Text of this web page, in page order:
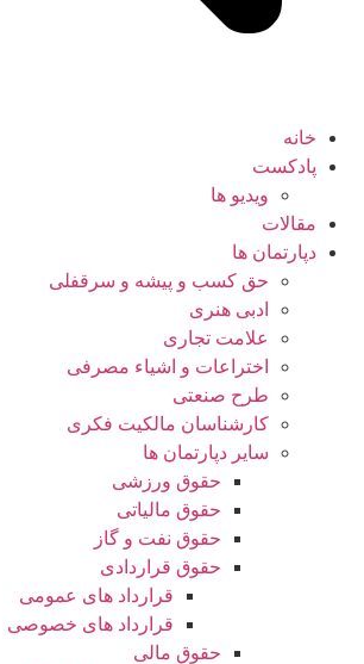
خانه
پادکست
ویدیو ها
مقالات
دپارتمان ها
حق کسب و پیشه و سرقفلی
ادبی هنری
علامت تجاری
اختراعات و اشیاء مصرفی
طرح صنعتی
کارشناسان مالکیت فکری
سایر دپارتمان ها
حقوق ورزشی
حقوق مالیاتی
حقوق نفت و گاز
حقوق قراردادی
قرارداد های عمومی
قرارداد های خصوصی
حقوق مالی